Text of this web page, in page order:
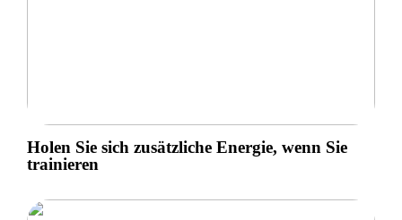
Holen Sie sich zusätzliche Energie, wenn Sie
trainieren